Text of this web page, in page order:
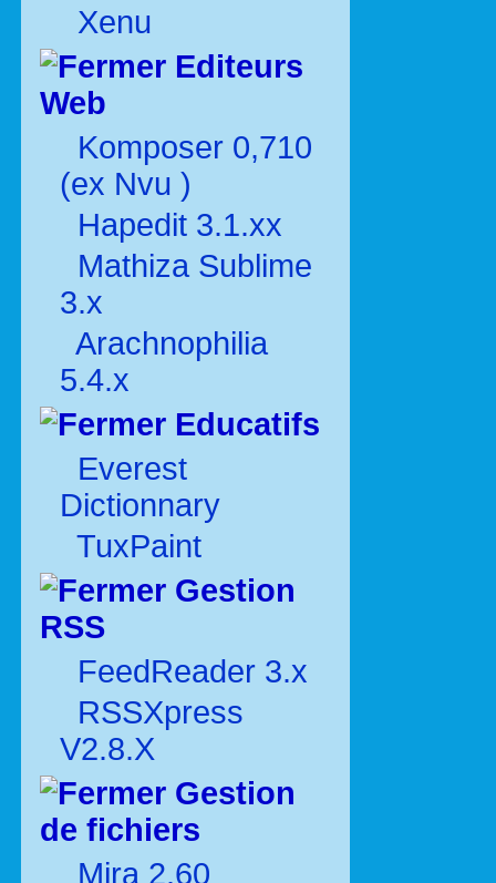
Xenu
Editeurs
Web
Komposer 0,710
(ex Nvu )
Hapedit 3.1.xx
Mathiza Sublime
3.x
Arachnophilia
5.4.x
Educatifs
Everest
Dictionnary
TuxPaint
Gestion
RSS
FeedReader 3.x
RSSXpress
V2.8.X
Gestion
de fichiers
Mira 2.60